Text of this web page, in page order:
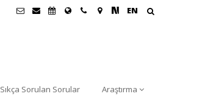
EN
Sıkça Sorulan Sorular Araştırma